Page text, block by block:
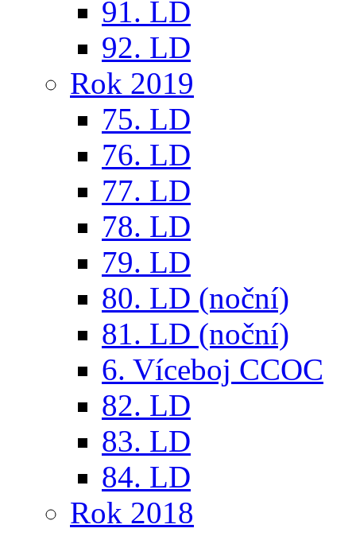
91. LD
92. LD
Rok 2019
75. LD
76. LD
77. LD
78. LD
79. LD
80. LD (noční)
81. LD (noční)
6. Víceboj CCOC
82. LD
83. LD
84. LD
Rok 2018